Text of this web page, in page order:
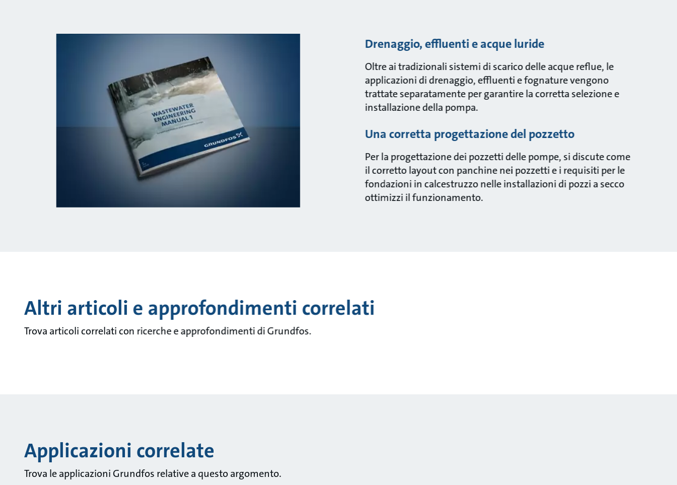
Drenaggio, effluenti e acque luride
Oltre ai tradizionali sistemi di scarico delle acque reflue, le
applicazioni di drenaggio, effluenti e fognature vengono
trattate separatamente per garantire la corretta selezione e
installazione della pompa.
Una corretta progettazione del pozzetto
Per la progettazione dei pozzetti delle pompe, si discute come
il corretto layout con panchine nei pozzetti e i requisiti per le
fondazioni in calcestruzzo nelle installazioni di pozzi a secco
ottimizzi il funzionamento.
Altri articoli e approfondimenti correlati
Trova articoli correlati con ricerche e approfondimenti di Grundfos.
Applicazioni correlate
Trova le applicazioni Grundfos relative a questo argomento.